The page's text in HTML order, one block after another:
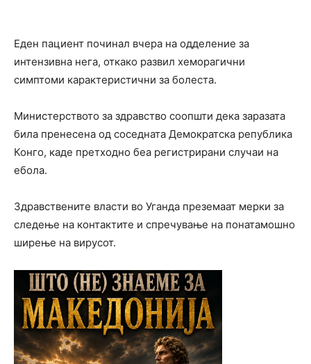
Еден пациент починал вчера на одделение за
интензивна нега, откако развил хеморагични
симптоми карактеристични за болеста.
Министерството за здравство соопшти дека заразата
била пренесена од соседната Демократска република
Конго, каде претходно беа регистрирани случаи на
ебола.
Здравствените власти во Уганда преземаат мерки за
следење на контактите и спречување на понатамошно
ширење на вирусот.